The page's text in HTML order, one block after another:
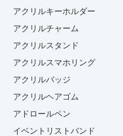
アクリルキーホルダー
アクリルチャーム
アクリルスタンド
アクリルスマホリング
アクリルバッジ
アクリルヘアゴム
アドロールペン
イベントリストバンド